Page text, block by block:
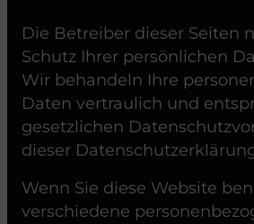
Die Betreiber dieser Seiten
Schutz Ihrer persönlichen
Wir behandeln Ihre
Daten vertraulich und
gesetzlichen
dieser
Wenn Sie diese Website
verschiedene